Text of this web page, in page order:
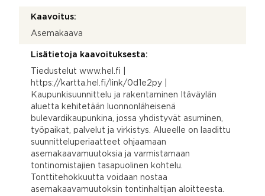
Kaavoitus:
Asemakaava
Lisätietoja kaavoituksesta:
Tiedustelut www.hel.fi |
https://kartta.hel.fi/link/0d1e2py |
Kaupunkisuunnittelu ja rakentaminen Itäväylän
aluetta kehitetään luonnonläheisenä
bulevardikaupunkina, jossa yhdistyvät asuminen,
työpaikat, palvelut ja virkistys. Alueelle on laadittu
suunnitteluperiaatteet ohjaamaan
asemakaavamuutoksia ja varmistamaan
tontinomistajien tasapuolinen kohtelu.
Tonttitehokkuutta voidaan nostaa
asemakaavamuutoksin tontinhaltijan aloitteesta.